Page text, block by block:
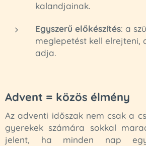
kalandjainak.
Egyszerű előkészítés: a
meglepetést kell
adja.
Advent = közös élmény
Az adventi időszak nem csak a
gyerekek számára sokkal
jelent, ha minden nap